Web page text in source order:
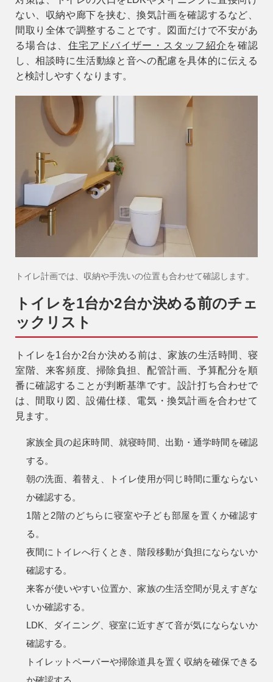
ない、収納や廊下を挟む、換気計画を確認するなど、
間取り全体で調整することです。図面だけで不安があ
る場合は、 住宅アドバイザー・スタッフ紹介 を確認
し、相談時に生活動線と音への配慮を具体的に伝える
と検討しやすくなります。
トイレ計画では、収納や手洗いの位置も合わせて確認します。
トイレを1台か2台か決める前のチェ
ックリスト
トイレを1台か2台か決める前は、家族の生活時間、寝
室階、来客頻度、掃除負担、配管計画、予算配分を順
番に確認することが判断基準です。設計打ち合わせで
は、間取り図、設備仕様、電気・換気計画を合わせて
見ます。
家族全員の起床時間、就寝時間、出勤・通学時間を確認
する。
朝の洗面、着替え、トイレ使用が同じ時間に重ならない
か確認する。
1階と2階のどちらに寝室や子ども部屋を置くか確認す
る。
夜間にトイレへ行くとき、階段移動が負担にならないか
確認する。
来客が使いやすい位置か、家族の生活空間が見えすぎな
いか確認する。
LDK、ダイニング、寝室に近すぎて音が気にならないか
確認する。
トイレットペーパーや掃除道具を置く収納を確保できる